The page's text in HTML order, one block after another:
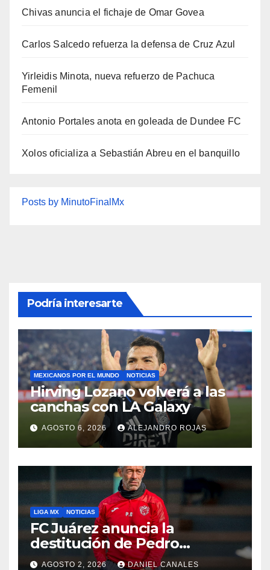
Chivas anuncia el fichaje de Omar Govea
Carlos Salcedo refuerza la defensa de Cruz Azul
Yirleidis Minota, nueva refuerzo de Pachuca
Femenil
Antonio Portales anota en goleada de Dundee FC
Xolos oficializa a Sebastián Abreu en el banquillo
Posts by MinutoFinalMx
Podría interesarte
MEXICANOS POR EL MUNDO NOTICIAS
Hirving Lozano volverá a las
canchas con LA Galaxy
AGOSTO 6, 2026 ALEJANDRO ROJAS
LIGA MX NOTICIAS
FC Juárez anuncia la
destitución de Pedro
Caixinha
AGOSTO 2, 2026 DANIEL CANALES